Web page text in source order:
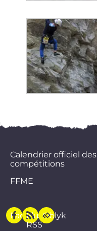
Calendrier officiel des
compétitions
FFME
Facebook
Flux
RSS
Oblyk